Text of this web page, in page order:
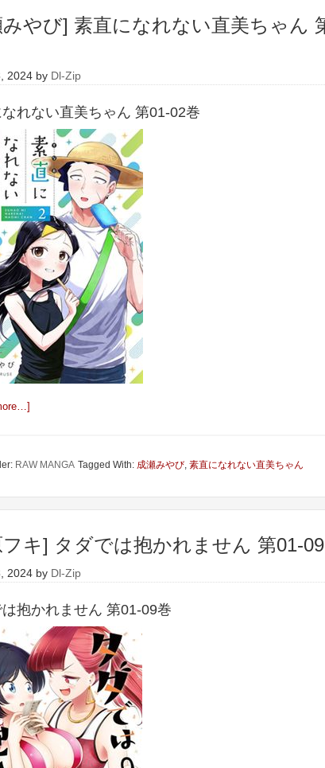
やび] 素直になれない直美ちゃん
2024 by Dl-Zip
れない直美ちゃん 第01-02巻
RAW MANGA Tagged With: 成瀬みやび, 素直になれない直美ちゃん
キ] タダでは抱かれません 第01-
2024 by Dl-Zip
は抱かれません 第01-09巻